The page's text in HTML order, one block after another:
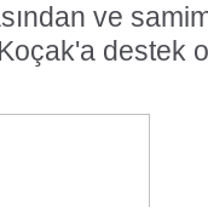
ve
destek